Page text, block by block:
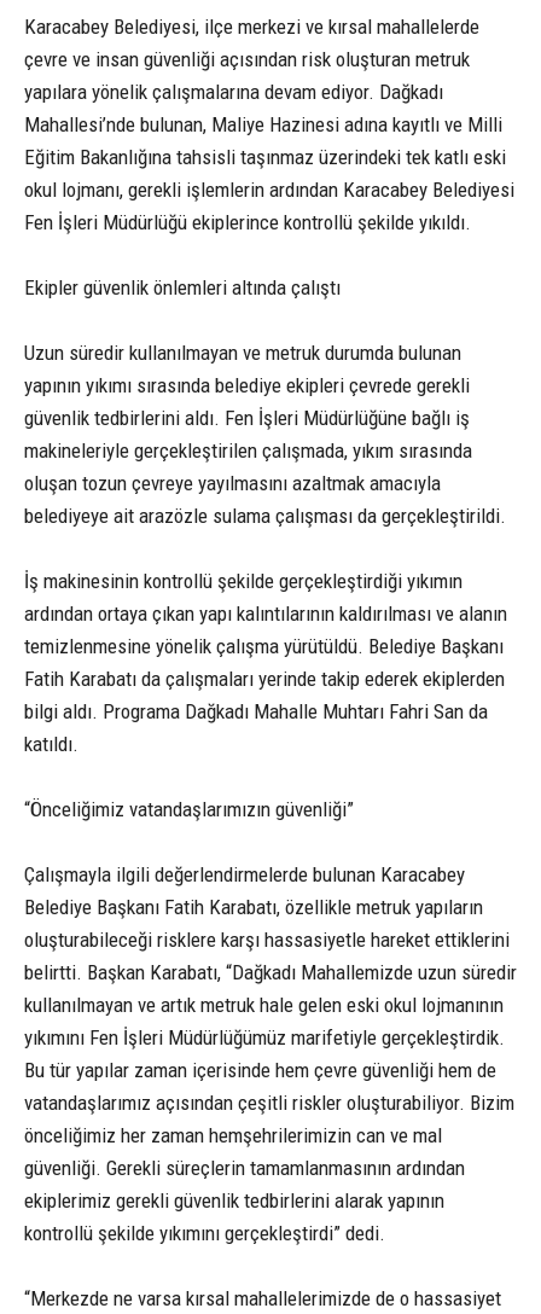
Karacabey Belediyesi, ilçe merkezi ve kırsal mahallelerde
çevre ve insan güvenliği açısından risk oluşturan metruk
yapılara yönelik çalışmalarına devam ediyor. Dağkadı
Mahallesi’nde bulunan, Maliye Hazinesi adına kayıtlı ve Milli
Eğitim Bakanlığına tahsisli taşınmaz üzerindeki tek katlı eski
okul lojmanı, gerekli işlemlerin ardından Karacabey Belediyesi
Fen İşleri Müdürlüğü ekiplerince kontrollü şekilde yıkıldı.
Ekipler güvenlik önlemleri altında çalıştı
Uzun süredir kullanılmayan ve metruk durumda bulunan
yapının yıkımı sırasında belediye ekipleri çevrede gerekli
güvenlik tedbirlerini aldı. Fen İşleri Müdürlüğüne bağlı iş
makineleriyle gerçekleştirilen çalışmada, yıkım sırasında
oluşan tozun çevreye yayılmasını azaltmak amacıyla
belediyeye ait arazözle sulama çalışması da gerçekleştirildi.
İş makinesinin kontrollü şekilde gerçekleştirdiği yıkımın
ardından ortaya çıkan yapı kalıntılarının kaldırılması ve alanın
temizlenmesine yönelik çalışma yürütüldü. Belediye Başkanı
Fatih Karabatı da çalışmaları yerinde takip ederek ekiplerden
bilgi aldı. Programa Dağkadı Mahalle Muhtarı Fahri San da
katıldı.
“Önceliğimiz vatandaşlarımızın güvenliği”
Çalışmayla ilgili değerlendirmelerde bulunan Karacabey
Belediye Başkanı Fatih Karabatı, özellikle metruk yapıların
oluşturabileceği risklere karşı hassasiyetle hareket ettiklerini
belirtti. Başkan Karabatı, “Dağkadı Mahallemizde uzun süredir
kullanılmayan ve artık metruk hale gelen eski okul lojmanının
yıkımını Fen İşleri Müdürlüğümüz marifetiyle gerçekleştirdik.
Bu tür yapılar zaman içerisinde hem çevre güvenliği hem de
vatandaşlarımız açısından çeşitli riskler oluşturabiliyor. Bizim
önceliğimiz her zaman hemşehrilerimizin can ve mal
güvenliği. Gerekli süreçlerin tamamlanmasının ardından
ekiplerimiz gerekli güvenlik tedbirlerini alarak yapının
kontrollü şekilde yıkımını gerçekleştirdi” dedi.
“Merkezde ne varsa kırsal mahallelerimizde de o hassasiyet